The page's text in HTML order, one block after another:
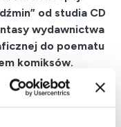
od studia CD
wydawnictwa
do poematu
komiksów.
oprowadzi
the process”,